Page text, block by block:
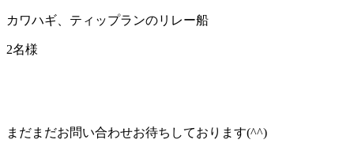
カワハギ、ティップランのリレー船
2名様
まだまだお問い合わせお待ちしております(^^)